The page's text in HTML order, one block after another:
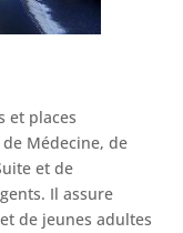
et places
Médecine, de
et de
Il assure
de jeunes adultes